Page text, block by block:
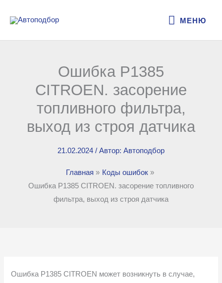
МЕНЮ
МЕНЮ
Ошибка P1385
CITROEN. засорение
топливного фильтра,
выход из строя датчика
21.02.2024 / Автор: Автоподбор
Главная
Коды ошибок
Ошибка P1385 CITROEN. засорение топливного
фильтра, выход из строя датчика
Ошибка P1385 CITROEN может возникнуть в случае,